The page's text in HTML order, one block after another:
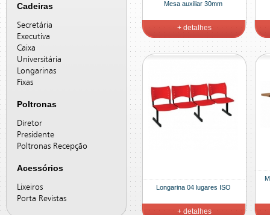
Cadeiras
Secretária
Executiva
Caixa
Universitária
Longarinas
Fixas
Poltronas
Diretor
Presidente
Poltronas Recepção
Acessórios
Lixeiros
Porta Revistas
Mesa auxiliar 30mm
+ detalhes
Longarina 04 lugares ISO
+ detalhes